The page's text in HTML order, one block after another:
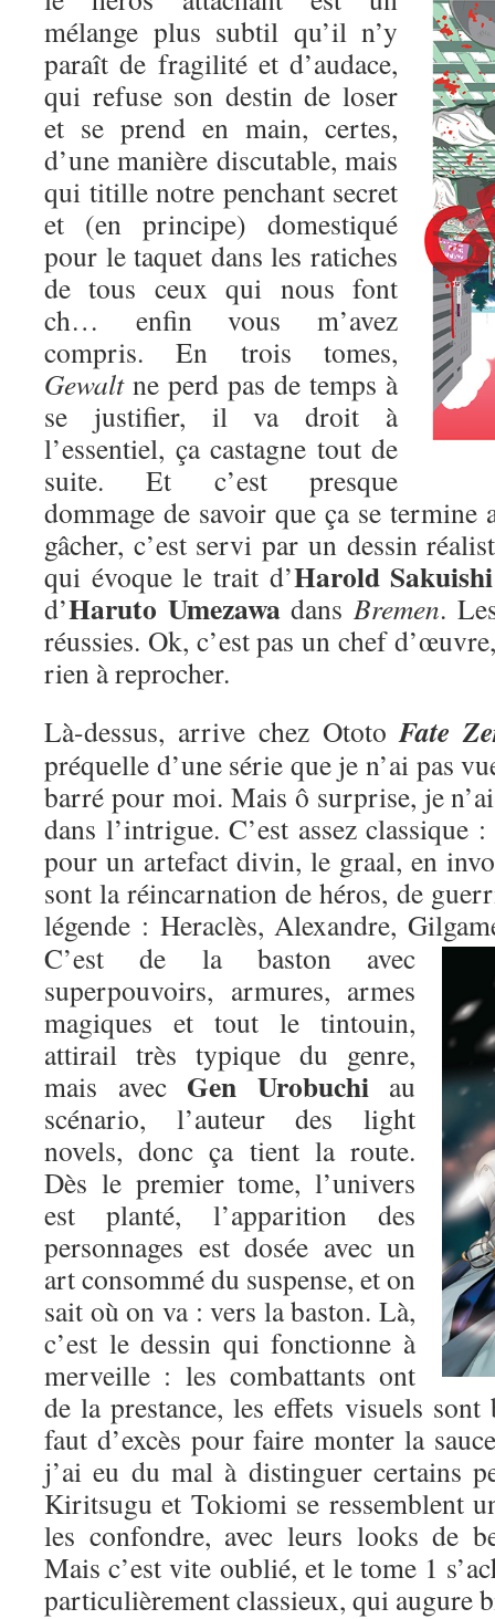
mélange plus subtil qu’il n’y
paraît de fragilité et d’audace,
qui refuse son destin de loser
et se prend en main, certes,
d’une manière discutable, mais
qui titille notre penchant secret
et (en principe) domestiqué
pour le taquet dans les ratiches
de tous ceux qui nous font
ch… enfin vous m’avez
compris. En trois tomes,
Gewaltne perd pas de temps à
se justifier, il va droit à
l’essentiel, ça castagne tout de
suite. Et c’est presque
dommage de savoir que ça se
gâcher, c’est servi par un dessin
qui évoque le trait d’Harold Sakuishi
d’Haruto UmezawadansBremen.
réussies. Ok, c’est pas un chef
rien à reprocher.
Là-dessus, arrive chez OtotoFate
préquelle d’une série que je n’ai pas
barré pour moi. Mais ô surprise, je
dans l’intrigue. C’est assez classique
pour un artefact divin, le graal, en
sont la réincarnation de héros, de
légende : Heraclès, Alexandre,
C’est de la baston avec
superpouvoirs, armures, armes
magiques et tout le tintouin,
attirail très typique du genre,
mais avec Gen Urobuchiau
scénario, l’auteur des light
novels, donc ça tient la route.
Dès le premier tome, l’univers
est planté, l’apparition des
personnages est dosée avec un
art consommé du suspense, et on
sait où on va : vers la baston. Là,
c’est le dessin qui fonctionne à
merveille : les combattants ont
de la prestance, les effets visuels sont
faut d’excès pour faire monter la
j’ai eu du mal à distinguer certains
Kiritsugu et Tokiomi se ressemblent
les confondre, avec leurs looks de
Mais c’est vite oublié, et le tome 1
particulièrement classieux, qui augure